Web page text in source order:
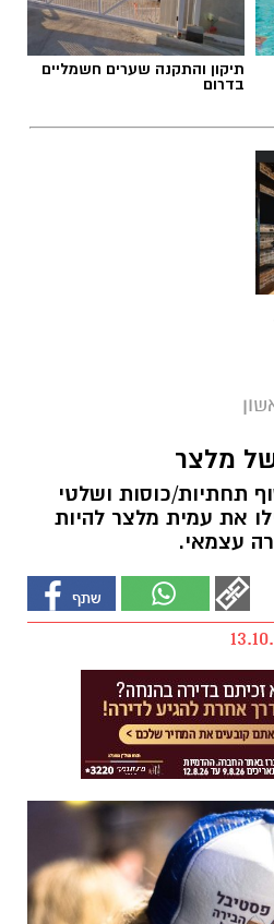
תיקון והתקנה שערים חשמליים
בדרום
מלצר
תחתיות/כוסות ושלטי
את עמית מלצר להיות
עצמאי.